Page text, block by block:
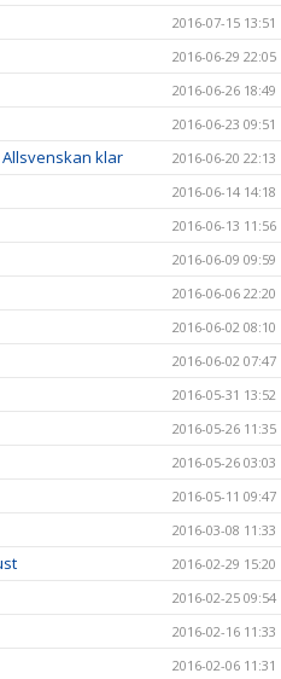
2016-07-15 13:51
2016-06-29 22:05
2016-06-26 18:49
2016-06-23 09:51
Allsvenskan klar 2016-06-20 22:13
2016-06-14 14:18
2016-06-13 11:56
2016-06-09 09:59
2016-06-06 22:20
2016-06-02 08:10
2016-06-02 07:47
2016-05-31 13:52
2016-05-26 11:35
2016-05-26 03:03
2016-05-11 09:47
2016-03-08 11:33
2016-02-29 15:20
2016-02-25 09:54
2016-02-16 11:33
2016-02-06 11:31